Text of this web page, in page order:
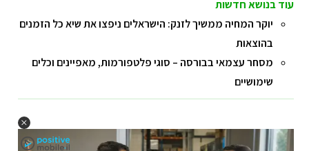
עוד בנושא חדשות
יוקר המחיה ממשיך לזנק: הישראלים ניפצו את שיא כל הזמנים
בהוצאות
מסחר עצמאי בבורסה – סוגי פלטפורמות, מאפיינים וכלים
שימושיים